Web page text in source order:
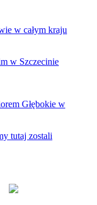
w całym kraju
w Szczecinie
Głębokie w
tutaj zostali